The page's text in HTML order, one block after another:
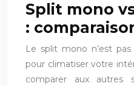
Split mono
:
Le split mono n’est
pour climatiser votre
comparer aux autres